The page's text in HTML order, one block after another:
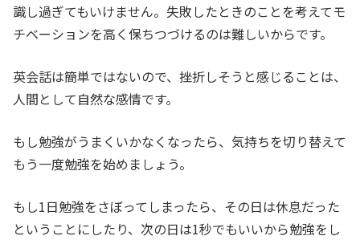
識し過ぎてもいけません。失敗したときのことを考えてモ
チベーションを高く保ちつづけるのは難しいからです。
英会話は簡単ではないので、挫折しそうと感じることは、
人間として自然な感情です。
もし勉強がうまくいかなくなったら、気持ちを切り替えて
もう一度勉強を始めましょう。
もし1日勉強をさぼってしまったら、その日は休息だった
ということにしたり、次の日は1秒でもいいから勉強をし